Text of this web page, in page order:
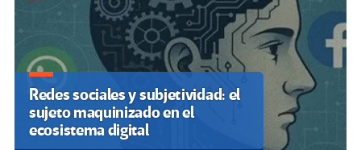
Redes sociales y subjetividad: el
sujeto maquinizado en el
ecosistema digital